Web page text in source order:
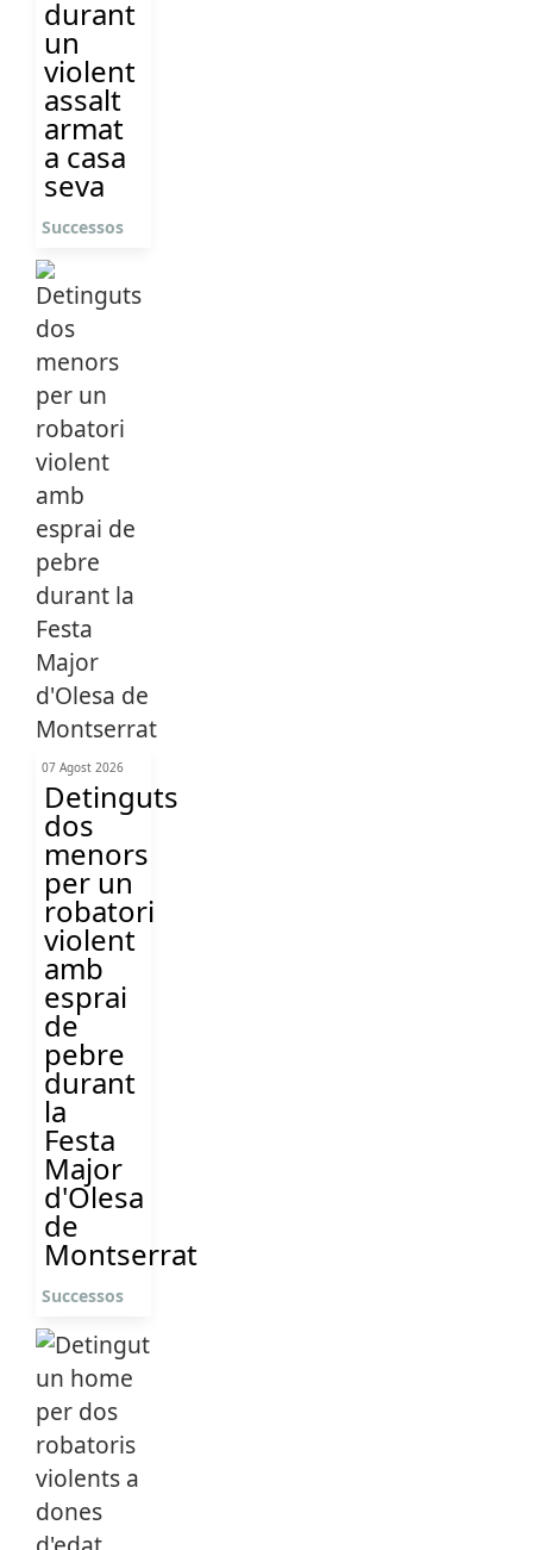
durant
un
violent
assalt
armat
a casa
seva
Successos
07 Agost 2026
Detinguts
dos
menors
per un
robatori
violent
amb
esprai
de
pebre
durant
la
Festa
Major
d'Olesa
de
Montserrat
Successos